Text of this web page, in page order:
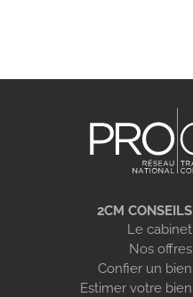
2CM CONSEILS
Le cabinet
Nos offres
Confier un bien
Estimer votre bien